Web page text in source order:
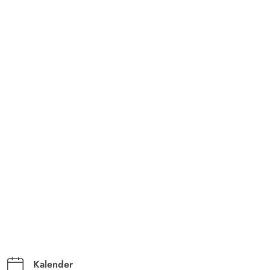
Kalender